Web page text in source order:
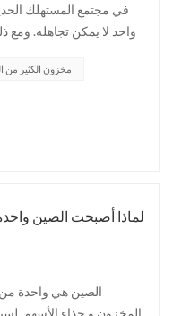
في مجتمع المستهلك
واحد لا يمكن تجاهله.
مسألة "ما هو ملابس
مخزون الكثير من
لماذا أصبحت الصين
الصين هي واحدة من
المخزون و حذاء الأسهم.